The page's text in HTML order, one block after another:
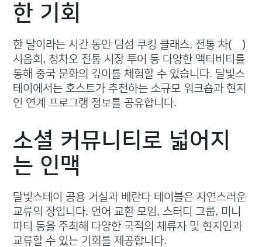
한 기회
한 달이라는 시간 동안 딤섬 쿠킹 클래스, 전통 차(茶)
시음회, 청차오 전통 시장 투어 등 다양한 액티비티를
통해 중국 문화의 깊이를 체험할 수 있습니다. 달빛스
테이에서는 호스트가 추천하는 소규모 워크숍과 현지
인 연계 프로그램 정보를 공유합니다.
소셜 커뮤니티로 넓어지
는 인맥
달빛스테이 공용 거실과 베란다 테이블은 자연스러운
교류의 장입니다. 언어 교환 모임, 스터디 그룹, 미니
파티 등을 주최해 다양한 국적의 체류자 및 현지인과
교류할 수 있는 기회를 제공합니다.